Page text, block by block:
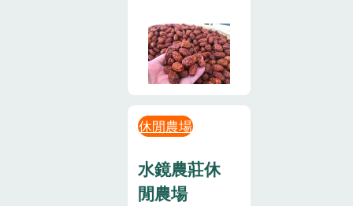
休閒農場
水鏡農莊休
閒農場